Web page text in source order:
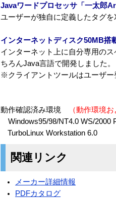
Javaワードプロセッサ「一太郎
ユーザーが独自に定義したタグ
インターネットディスク50MB搭
インターネット上に自分専用の
ちろんJava言語で開発しました。
※クライアントツールはユーザー
動作確認済み環境
（動作環境
Windows95/98/NT4.0 WS/2000
TurboLinux Workstation 6.0
関連リンク
メーカー詳細情報
PDFカタログ